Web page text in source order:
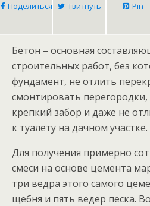
Поделиться Твитнуть Pin
Бетон – основная
строительных работ, без
фундамент, не отлить
смонтировать
крепкий забор и даже не
к туалету на дачном участке.
Для получения примерно
смеси на основе цемента
три ведра этого самого
щебня и пять ведер песка.